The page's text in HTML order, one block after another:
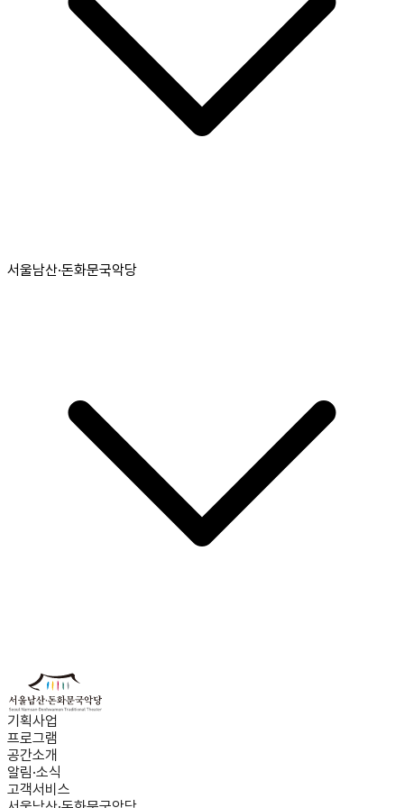
서울남산·돈화문국악당
기획사업
프로그램
공간소개
알림·소식
고객서비스